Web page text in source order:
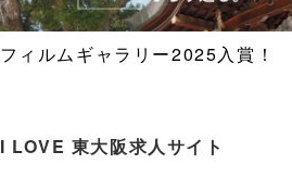
フィルムギャラリー2025入賞！
I LOVE 東大阪求人サイト